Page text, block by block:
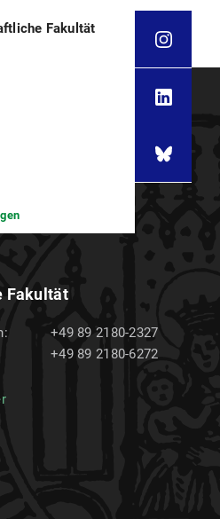
Fakultät
Fakultät
+49 89 2180-2327
+49 89 2180-6272